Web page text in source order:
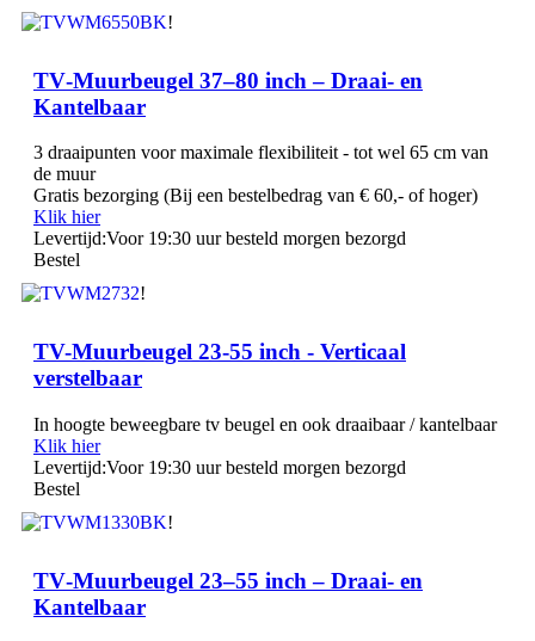
TV‑Muurbeugel 37–80 inch – Draai‑ en
Kantelbaar
3 draaipunten voor maximale flexibiliteit - tot wel 65 cm van
de muur
Gratis bezorging (Bij een bestelbedrag van € 60,- of hoger)
Klik hier
Levertijd:Voor 19:30 uur besteld morgen bezorgd
Bestel
!
TV-Muurbeugel 23-55 inch - Verticaal
verstelbaar
In hoogte beweegbare tv beugel en ook draaibaar / kantelbaar
Klik hier
Levertijd:Voor 19:30 uur besteld morgen bezorgd
Bestel
!
TV‑Muurbeugel 23–55 inch – Draai‑ en
Kantelbaar
!